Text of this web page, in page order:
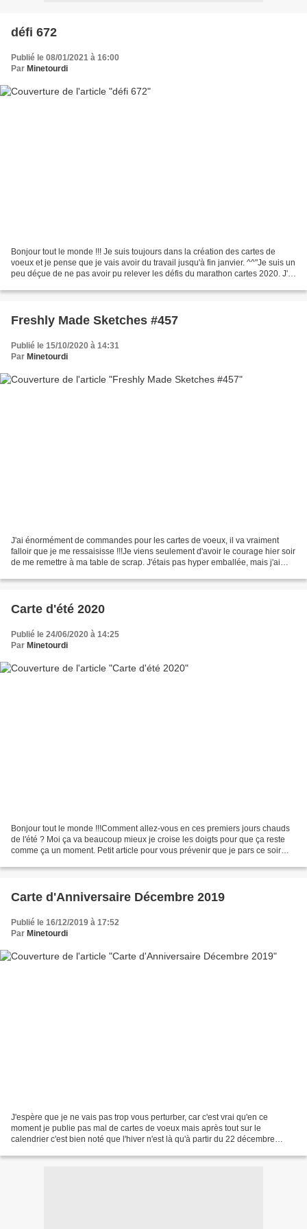
défi 672
Publié le 08/01/2021 à 16:00
Par Minetourdi
Bonjour tout le monde !!! Je suis toujours dans la création des cartes de
voeux et je pense que je vais avoir du travail jusqu'à fin janvier. ^^"Je suis un
peu déçue de ne pas avoir pu relever les défis du marathon cartes 2020. J'ai
Freshly Made Sketches #457
Publié le 15/10/2020 à 14:31
Par Minetourdi
J'ai énormément de commandes pour les cartes de voeux, il va vraiment
falloir que je me ressaisisse !!!Je viens seulement d'avoir le courage hier soir
de me remettre à ma table de scrap. J'étais pas hyper emballée, mais j'ai
Carte d'été 2020
Publié le 24/06/2020 à 14:25
Par Minetourdi
Bonjour tout le monde !!!Comment allez-vous en ces premiers jours chauds
de l'été ? Moi ça va beaucoup mieux je croise les doigts pour que ça reste
comme ça un moment. Petit article pour vous prévenir que je pars ce soir
Carte d'Anniversaire Décembre 2019
Publié le 16/12/2019 à 17:52
Par Minetourdi
J'espère que je ne vais pas trop vous perturber, car c'est vrai qu'en ce
moment je publie pas mal de cartes de voeux mais après tout sur le
calendrier c'est bien noté que l'hiver n'est là qu'à partir du 22 décembre